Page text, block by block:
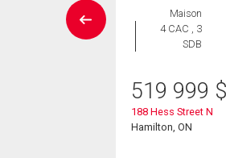
Maison
4 CAC , 3
SDB
519 999 $
188 Hess Street N
Hamilton, ON